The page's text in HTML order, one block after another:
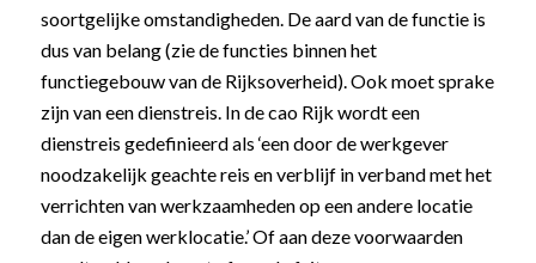
soortgelijke omstandigheden. De aard van de functie is
dus van belang (zie de functies binnen het
functiegebouw van de Rijksoverheid). Ook moet sprake
zijn van een dienstreis. In de cao Rijk wordt een
dienstreis gedefinieerd als ‘een door de werkgever
noodzakelijk geachte reis en verblijf in verband met het
verrichten van werkzaamheden op een andere locatie
dan de eigen werklocatie.’ Of aan deze voorwaarden